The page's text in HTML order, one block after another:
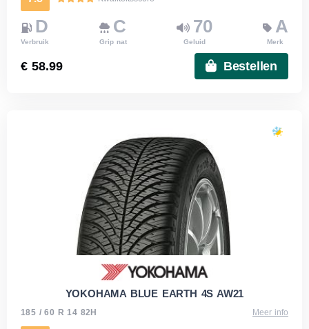
D
Verbruik
C
Grip nat
70
Geluid
A
Merk
€ 58.99 Bestellen
YOKOHAMA BLUE EARTH 4S AW21
185 / 60 R 14 82H Meer info